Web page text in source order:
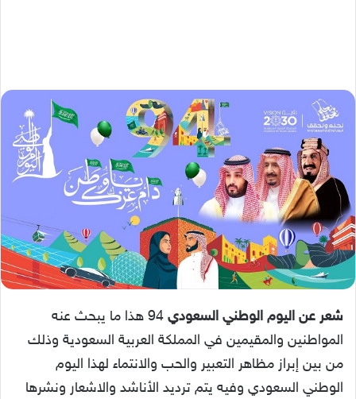
شعر عن اليوم الوطني السعودي
94 هذا ما يبحث عنه
المواطنين والمقيمين في المملكة العربية السعودية وذلك
من بين إبراز مظاهر التعبير والحب والانتماء لهذا اليوم
الوطني السعودي وفيه يتم ترديد الأناشد والاشعار ونشرها